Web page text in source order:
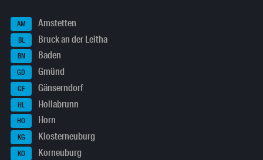
AM Amstetten
BL Bruck an der Leitha
BN Baden
GD Gmünd
GF Gänserndorf
HL Hollabrunn
HO Horn
KG Klosterneuburg
KO Korneuburg